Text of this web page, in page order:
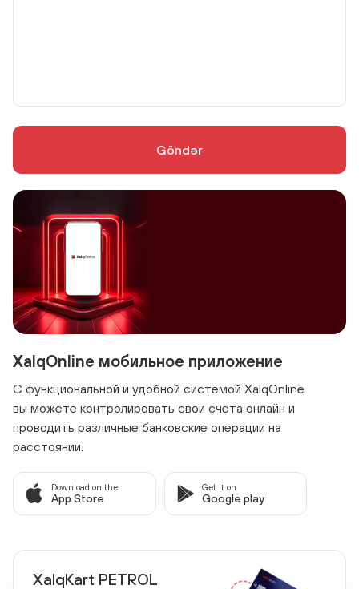
Göndər
XalqOnline мобильное приложение
С функциональной и удобной системой XalqOnline
вы можете контролировать свои счета онлайн и
проводить различные банковские операции на
расстоянии.
Download on the
App Store
Get it on
Google play
XalqKart PETROL